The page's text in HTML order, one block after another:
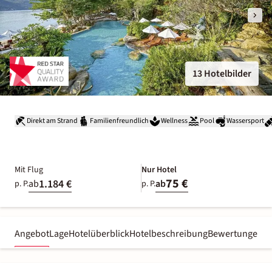
13 Hotelbilder
Direkt am Strand Familienfreundlich Wellness Pool Wassersport
Mit Flug
p. P.ab1.184 €
Nur Hotel
p. P.ab75 €
AngebotLageHotelüberblickHotelbeschreibungBewertungen